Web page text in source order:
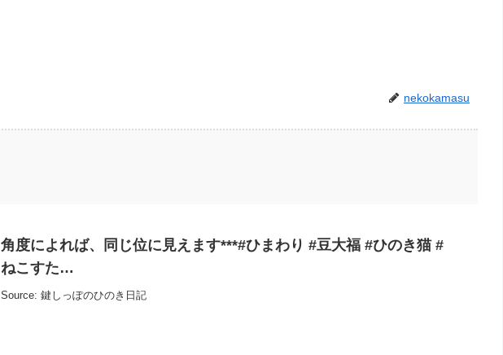
nekokamasu
角度によれば、同じ位に見えます***#ひまわり #豆大福 #ひのき猫 #
ねこすた…
Source: 鍵しっぽのひのき日記